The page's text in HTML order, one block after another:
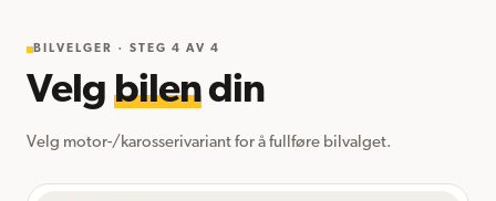
BILVELGER · STEG 4 AV 4
Velg bilendin
Velg motor-/karosserivariant for å fullføre bilvalget.